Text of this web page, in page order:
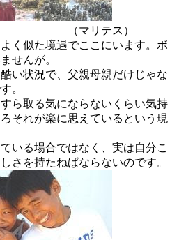
テス）
く似た境遇でここにいます。ボ
せんが。
い状況で、父親母親だけじゃな
。
ら取る気にならないくらい気持
それが楽に思えているという現
いる場合ではなく、実は自分こ
さを持たねばならないのです。